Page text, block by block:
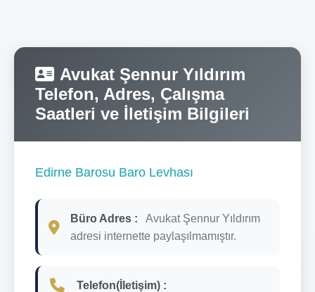
Avukat Şennur Yıldırım
Telefon, Adres, Çalışma
Saatleri ve İletişim Bilgileri
Edirne Barosu Baro Levhası
Büro Adres :
Avukat Şennur Yıldırım
adresi internette paylaşılmamıştır.
Telefon(İletişim) :